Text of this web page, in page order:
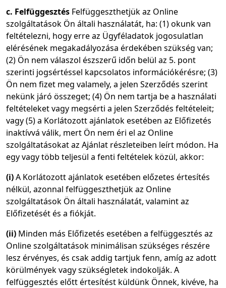
c. Felfüggesztés Felfüggeszthetjük az Online
szolgáltatások Ön általi használatát, ha: (1) okunk van
feltételezni, hogy erre az Ügyféladatok jogosulatlan
elérésének megakadályozása érdekében szükség van;
(2) Ön nem válaszol észszerű időn belül az 5. pont
szerinti jogsértéssel kapcsolatos információkérésre; (3)
Ön nem fizet meg valamely, a jelen Szerződés szerint
nekünk járó összeget; (4) Ön nem tartja be a használati
feltételeket vagy megsérti a jelen Szerződés feltételeit;
vagy (5) a Korlátozott ajánlatok esetében az Előfizetés
inaktívvá válik, mert Ön nem éri el az Online
szolgáltatásokat az Ajánlat részleteiben leírt módon. Ha
egy vagy több teljesül a fenti feltételek közül, akkor:
(i)A Korlátozott ajánlatok esetében előzetes értesítés
nélkül, azonnal felfüggeszthetjük az Online
szolgáltatások Ön általi használatát, valamint az
Előfizetését és a fiókját.
(ii) Minden más Előfizetés esetében a felfüggesztés az
Online szolgáltatások minimálisan szükséges részére
lesz érvényes, és csak addig tartjuk fenn, amíg az adott
körülmények vagy szükségletek indokolják. A
felfüggesztés előtt értesítést küldünk Önnek, kivéve, ha